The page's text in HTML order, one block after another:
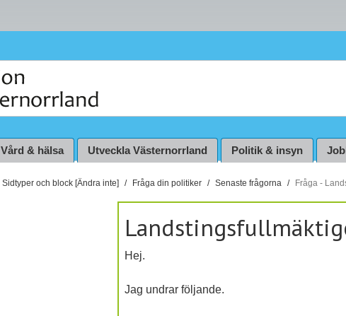
Vård & hälsa Utveckla Västernorrland Politik & insyn
Sidtyper och block [Ändra inte] Fråga din politiker Senaste frågorna Fråga -
Hej.
Jag undrar följande.